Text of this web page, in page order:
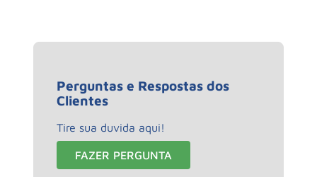
Perguntas e Respostas dos
Clientes
Tire sua duvida aqui!
FAZER PERGUNTA